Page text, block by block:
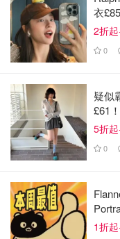
衣£85
2折起
0
疑似
£61！
5折
0
1折